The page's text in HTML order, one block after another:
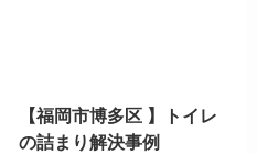
【福岡市博多区 】トイレ
の詰まり解決事例